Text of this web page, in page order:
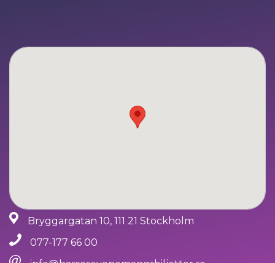
Bryggargatan 10, 111 21 Stockholm
077-177 66 00